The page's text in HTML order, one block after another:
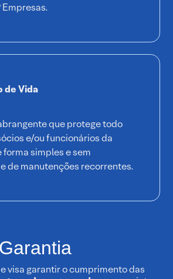
Empresas.
de Vida
que protege todo
e/ou funcionários da
forma simples e sem
de manutenções recorrentes.
visa garantir o cumprimento das